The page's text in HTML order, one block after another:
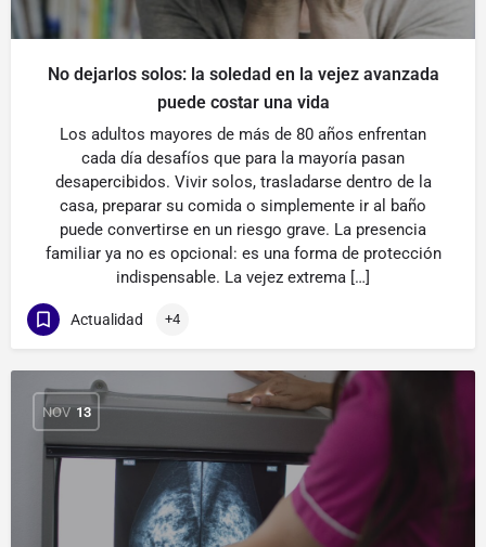
No dejarlos solos: la soledad en la vejez avanzada
puede costar una vida
Los adultos mayores de más de 80 años enfrentan
cada día desafíos que para la mayoría pasan
desapercibidos. Vivir solos, trasladarse dentro de la
casa, preparar su comida o simplemente ir al baño
puede convertirse en un riesgo grave. La presencia
familiar ya no es opcional: es una forma de protección
indispensable. La vejez extrema […]
Actualidad +4
NOV 13